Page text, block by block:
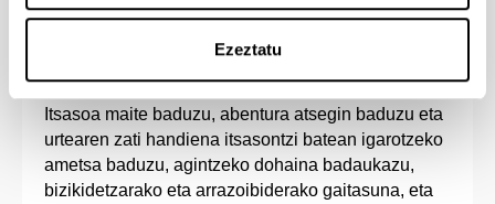
Ezeztatu
Sarrera-profila
Itsasoa maite baduzu, abentura atsegin baduzu eta
urtearen zati handiena itsasontzi batean igarotzeko
ametsa baduzu, agintzeko dohaina badaukazu,
bizikidetzarako eta arrazoibiderako gaitasuna, eta